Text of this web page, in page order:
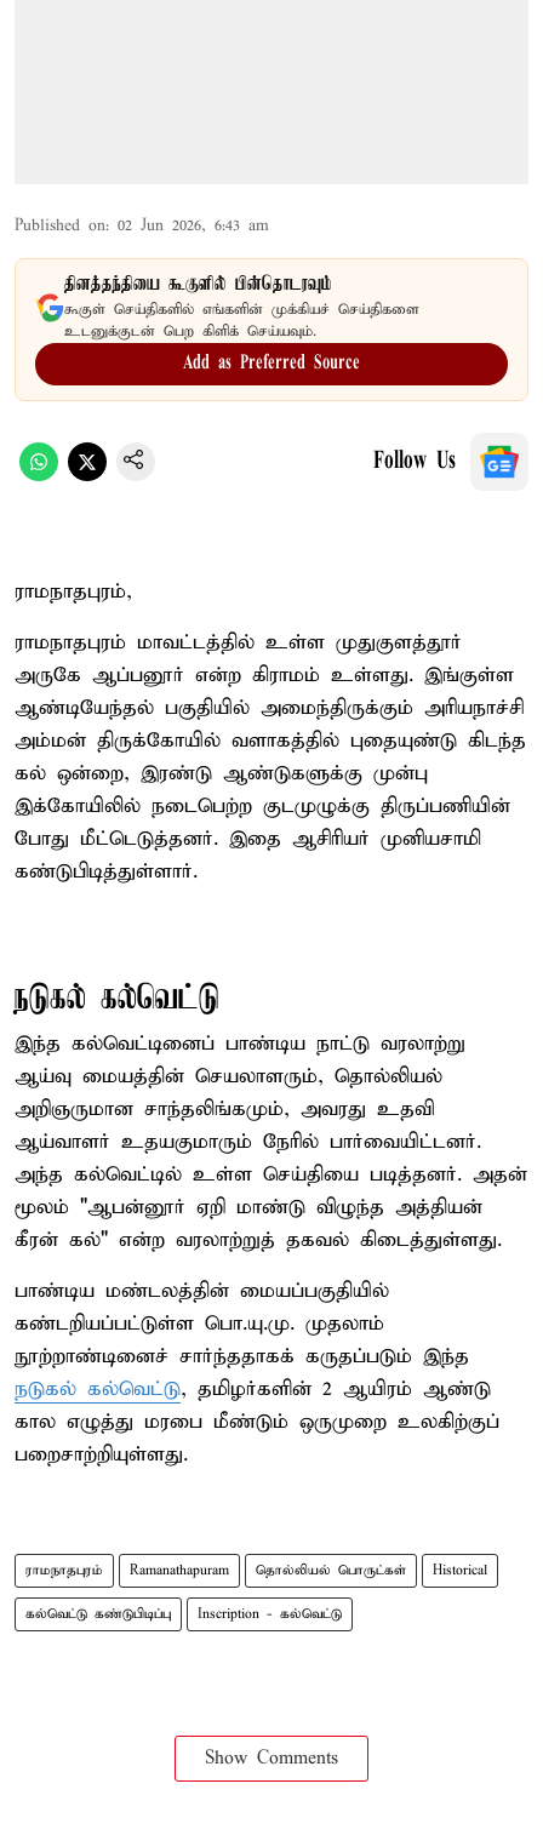
Published on: 02 Jun 2026, 6:43 am
தினத்தந்தியை கூகுளில் பின்தொடரவும்
கூகுள் செய்திகளில் எங்களின் முக்கியச் செய்திகளை
உடனுக்குடன் பெற கிளிக் செய்யவும்.
Add as Preferred Source
Follow Us
ராமநாதபுரம்,
ராமநாதபுரம் மாவட்டத்தில் உள்ள முதுகுளத்தூர்
அருகே ஆப்பனூர் என்ற கிராமம் உள்ளது. இங்குள்ள
ஆண்டியேந்தல் பகுதியில் அமைந்திருக்கும் அரியநாச்சி
அம்மன் திருக்கோயில் வளாகத்தில் புதையுண்டு கிடந்த
கல் ஒன்றை, இரண்டு ஆண்டுகளுக்கு முன்பு
இக்கோயிலில் நடைபெற்ற குடமுழுக்கு திருப்பணியின்
போது மீட்டெடுத்தனர். இதை ஆசிரியர் முனியசாமி
கண்டுபிடித்துள்ளார்.
நடுகல் கல்வெட்டு
இந்த கல்வெட்டினைப் பாண்டிய நாட்டு வரலாற்று
ஆய்வு மையத்தின் செயலாளரும், தொல்லியல்
அறிஞருமான சாந்தலிங்கமும், அவரது உதவி
ஆய்வாளர் உதயகுமாரும் நேரில் பார்வையிட்டனர்.
அந்த கல்வெட்டில் உள்ள செய்தியை படித்தனர். அதன்
மூலம் "ஆபன்னூர் ஏறி மாண்டு விழுந்த அத்தியன்
கீரன் கல்" என்ற வரலாற்றுத் தகவல் கிடைத்துள்ளது.
பாண்டிய மண்டலத்தின் மையப்பகுதியில்
கண்டறியப்பட்டுள்ள பொ.யு.மு. முதலாம்
நூற்றாண்டினைச் சார்ந்ததாகக் கருதப்படும் இந்த
நடுகல் கல்வெட்டு, தமிழர்களின் 2 ஆயிரம் ஆண்டு
கால எழுத்து மரபை மீண்டும் ஒருமுறை உலகிற்குப்
பறைசாற்றியுள்ளது.
ராமநாதபுரம் Ramanathapuram தொல்லியல் பொருட்கள் Historical
கல்வெட்டு கண்டுபிடிப்பு Inscription - கல்வெட்டு
Show Comments